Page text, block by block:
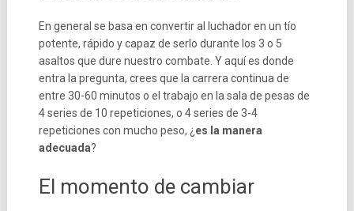
En general se basa en convertir al luchador en un tío
potente, rápido y capaz de serlo durante los 3 o 5
asaltos que dure nuestro combate. Y aquí es donde
entra la pregunta, crees que la carrera continua de
entre 30-60 minutos o el trabajo en la sala de pesas de
4 series de 10 repeticiones, o 4 series de 3-4
repeticiones con mucho peso, ¿ es la manera
adecuada?
El momento de cambiar